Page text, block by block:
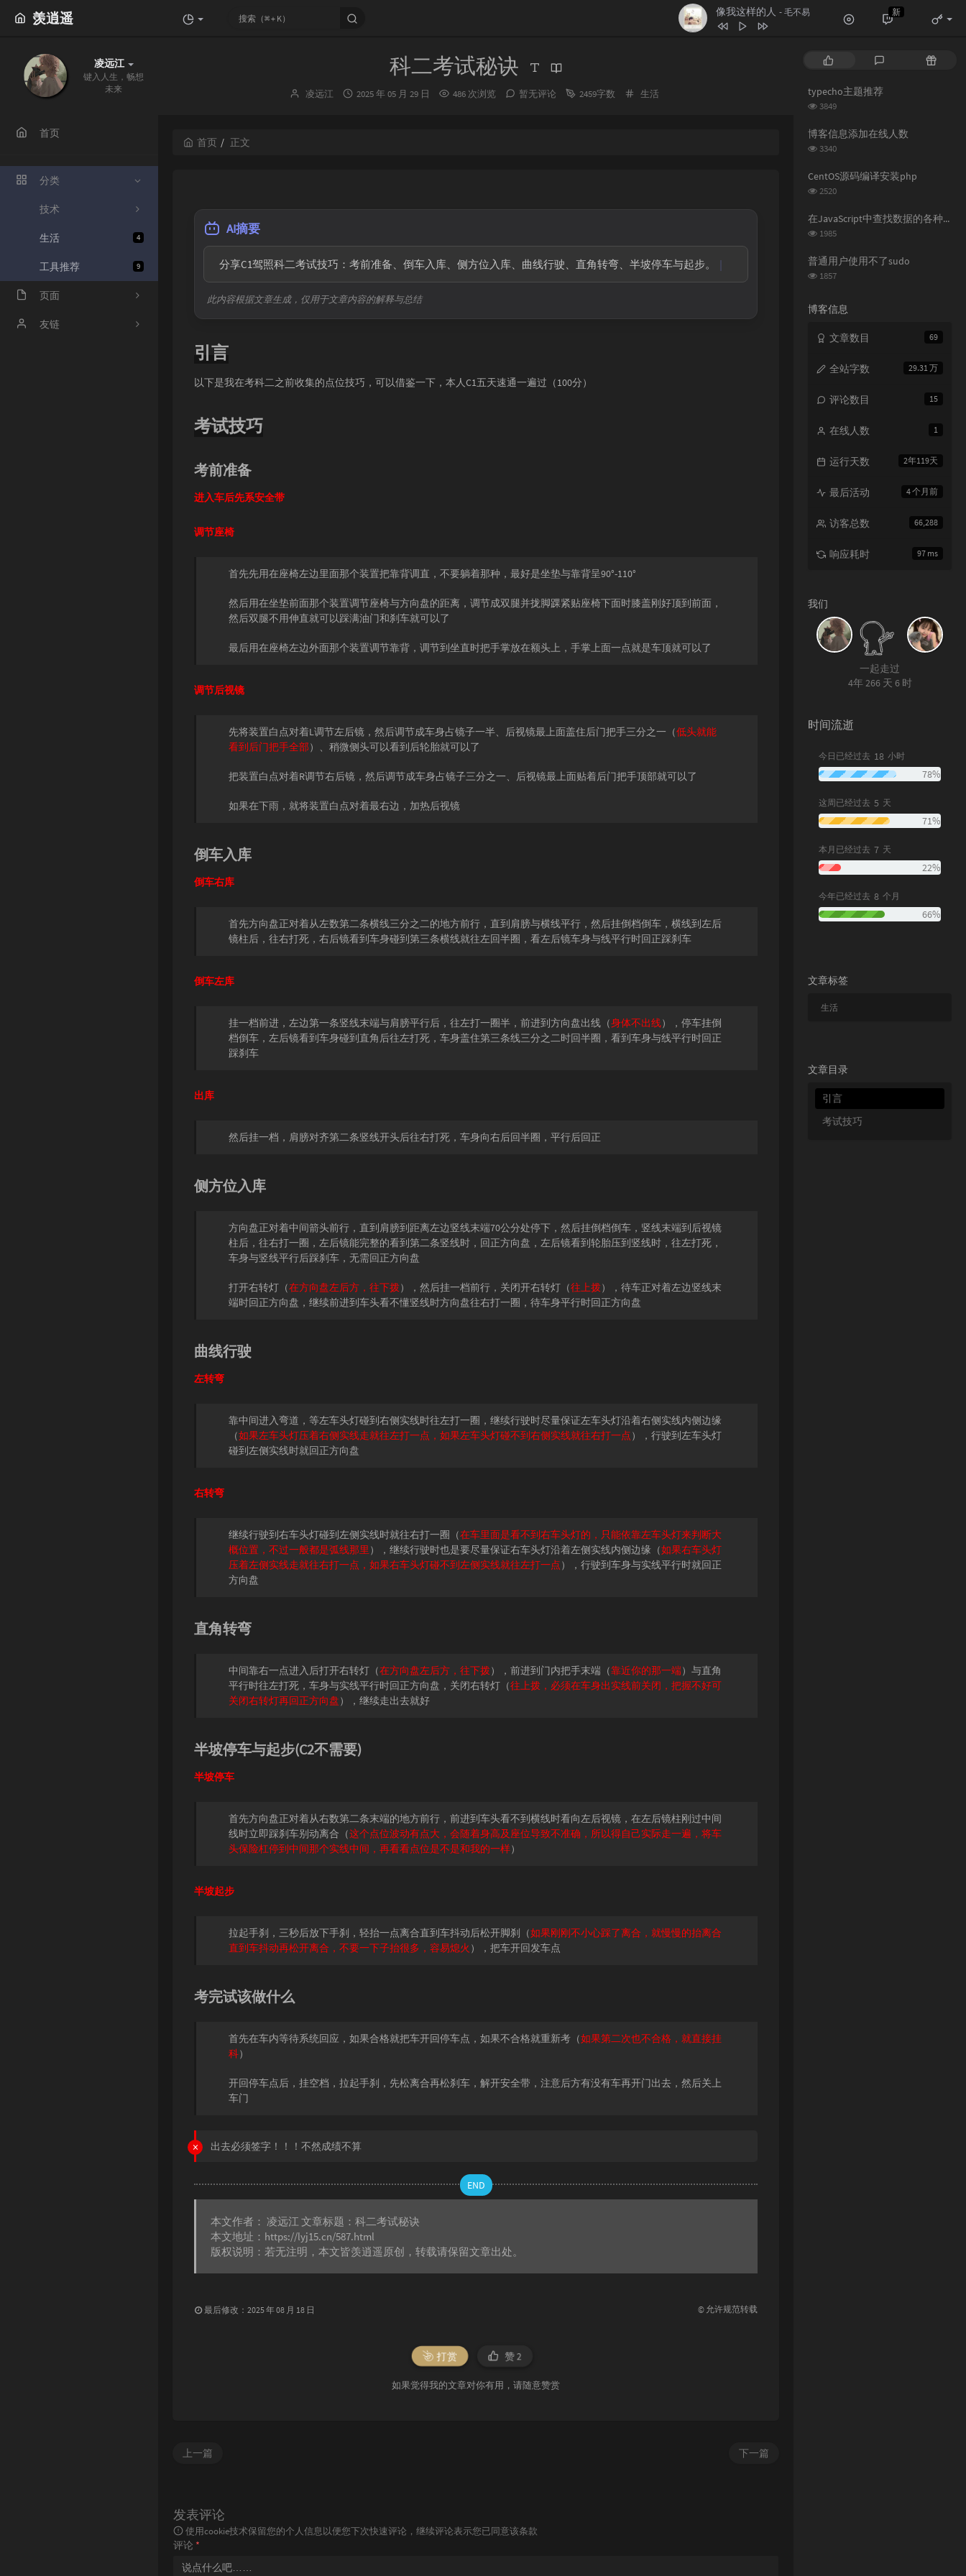
羡逍遥 像我这样的人 - 毛不易
任然
曾惜
花粥
岑宁儿
新
凌远江
键入人生，畅想
未来
首页
分类
技术
4
生活
9
工具推荐
页面
文章归档
友链
科二考试秘诀
博
凌远江
发
2025 年 05 月 29 日 486 次浏览 暂无评论 2459字数
分
生活
首页 正文
AI摘要
  分享C1驾照科二考试技巧：考前准备、倒车入库、侧方位入库、曲线行驶、直角转弯、半坡停车与起步。
此内容根据文章生成，仅用于文章内容的解释与总结
引言
以下是我在考科二之前收集的点位技巧，可以借鉴一下，本人C1五天速通一遍过（100分）
考试技巧
考前准备
进入车后先系安全带
调节座椅
首先先用在座椅左边里面那个装置把靠背调直，不要躺着那种，最好是坐垫与靠背呈90°-110°
然后用在坐垫前面那个装置调节座椅与方向盘的距离，调节成双腿并拢脚踝紧贴座椅下面时膝盖刚好顶到前面，
然后双腿不用伸直就可以踩满油门和刹车就可以了
最后用在座椅左边外面那个装置调节靠背，调节到坐直时把手掌放在额头上，手掌上面一点就是车顶就可以了
调节后视镜
先将装置白点对着L调节左后镜，然后调节成车身占镜子一半、后视镜最上面盖住后门把手三分之一（低头就能
看到后门把手全部）、稍微侧头可以看到后轮胎就可以了
把装置白点对着R调节右后镜，然后调节成车身占镜子三分之一、后视镜最上面贴着后门把手顶部就可以了
如果在下雨，就将装置白点对着最右边，加热后视镜
倒车入库
倒车右库
首先方向盘正对着从左数第二条横线三分之二的地方前行，直到肩膀与横线平行，然后挂倒档倒车，横线到左后
镜柱后，往右打死，右后镜看到车身碰到第三条横线就往左回半圈，看左后镜车身与线平行时回正踩刹车
倒车左库
挂一档前进，左边第一条竖线末端与肩膀平行后，往左打一圈半，前进到方向盘出线（身体不出线），停车挂倒
档倒车，左后镜看到车身碰到直角后往左打死，车身盖住第三条线三分之二时回半圈，看到车身与线平行时回正
踩刹车
出库
然后挂一档，肩膀对齐第二条竖线开头后往右打死，车身向右后回半圈，平行后回正
侧方位入库
方向盘正对着中间箭头前行，直到肩膀到距离左边竖线末端70公分处停下，然后挂倒档倒车，竖线末端到后视镜
柱后，往右打一圈，左后镜能完整的看到第二条竖线时，回正方向盘，左后镜看到轮胎压到竖线时，往左打死，
车身与竖线平行后踩刹车，无需回正方向盘
打开右转灯（在方向盘左后方，往下拨），然后挂一档前行，关闭开右转灯（往上拨），待车正对着左边竖线末
端时回正方向盘，继续前进到车头看不懂竖线时方向盘往右打一圈，待车身平行时回正方向盘
曲线行驶
左转弯
靠中间进入弯道，等左车头灯碰到右侧实线时往左打一圈，继续行驶时尽量保证左车头灯沿着右侧实线内侧边缘
（如果左车头灯压着右侧实线走就往左打一点，如果左车头灯碰不到右侧实线就往右打一点），行驶到左车头灯
碰到左侧实线时就回正方向盘
右转弯
继续行驶到右车头灯碰到左侧实线时就往右打一圈（在车里面是看不到右车头灯的，只能依靠左车头灯来判断大
概位置，不过一般都是弧线那里 ），继续行驶时也是要尽量保证右车头灯沿着左侧实线内侧边缘（如果右车头灯
压着左侧实线走就往右打一点，如果右车头灯碰不到左侧实线就往左打一点），行驶到车身与实线平行时就回正
方向盘
直角转弯
中间靠右一点进入后打开右转灯（在方向盘左后方，往下拨），前进到门内把手末端（靠近你的那一端）与直角
平行时往左打死，车身与实线平行时回正方向盘，关闭右转灯（往上拨，必须在车身出实线前关闭，把握不好可
关闭右转灯再回正方向盘），继续走出去就好
半坡停车与起步(C2不需要)
半坡停车
首先方向盘正对着从右数第二条末端的地方前行，前进到车头看不到横线时看向左后视镜，在左后镜柱刚过中间
线时立即踩刹车别动离合（这个点位波动有点大，会随着身高及座位导致不准确，所以得自己实际走一遍，将车
头保险杠停到中间那个实线中间，再看看点位是不是和我的一样）
半坡起步
拉起手刹，三秒后放下手刹，轻抬一点离合直到车抖动后松开脚刹（如果刚刚不小心踩了离合，就慢慢的抬离合
直到车抖动再松开离合，不要一下子抬很多，容易熄火 ），把车开回发车点
考完试该做什么
首先在车内等待系统回应，如果合格就把车开回停车点，如果不合格就重新考（如果第二次也不合格，就直接挂
科）
开回停车点后，挂空档，拉起手刹，先松离合再松刹车，解开安全带，注意后方有没有车再开门出去，然后关上
车门
出去必须签字！！！不然成绩不算
END
本文作者： 凌远江 文章标题： 科二考试秘诀
本文地址： https://lyj15.cn/587.html
版权说明：若无注明，本文皆羡逍遥原创，转载请保留文章出处。
最后修改：2025 年 08 月 18 日 © 允许规范转载
打赏 赞2
如果觉得我的文章对你有用，请随意赞赏
下一篇
上一篇
发表评论
使用cookie技术保留您的个人信息以便您下次快速评论，继续评论表示您已同意该条款
评论 *
文
章
随
typecho主题推荐
浏
次
数:
3849
博客信息添加在线人数
浏
次
3340
CentOS源码编译安装php
浏
次
2520
在JavaScript中查找数据的各种方法
浏
次
数:
1985
普通用户使用不了sudo
浏
数:
1857
博客信息
69
文章数目
29.31 万
全站字数
15
评论数目
1
在线人数
2年119天
运行天数
4 个月前
最后活动
66,288
访客总数
97 ms
响应耗时
我们
一起走过
4年 266 天 6 时
时间流逝
今日已经过去 18 小时
78%
这周已经过去 5 天
71%
本月已经过去 7 天
22%
今年已经过去 8 个月
66%
文章标签
生活
文章目录
引言
考试技巧